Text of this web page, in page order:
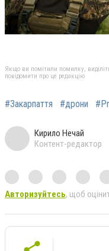
Якщо ви помітили помилку,
повідомити про це редакцію
#Закарпаття #дрони
Кирило Нечай
Контент-редактор
Авторизуйтесь, щоб